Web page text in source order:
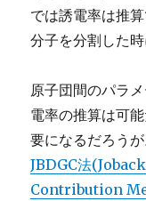
では誘電率は推算
分子を分割した
原子団間のパラ
電率の推算は可
要になるだろうが
JBDGC法
Contribution